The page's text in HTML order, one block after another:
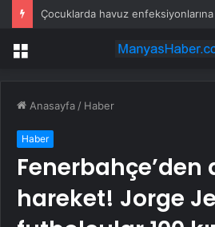
Menü
Anasayfa / Haber
Haber
Fenerbahçe’den
hareket! Jorge